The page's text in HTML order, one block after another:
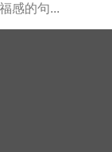
感的句...